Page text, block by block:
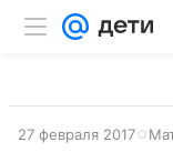
27 февраля 2017